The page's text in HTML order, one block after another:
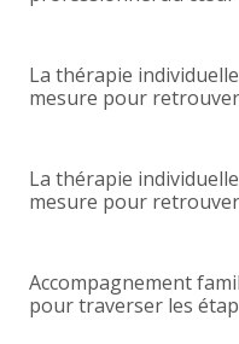
La thérapie
mesure pour
La thérapie
mesure pour
Accompagnement
pour traverser les